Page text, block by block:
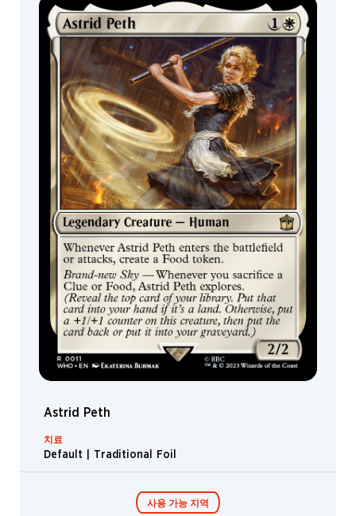
Unknown
Planet
Time
Spacecraft
Cyberman
Skaro
Dalek
Asylum
Horror
Golem
Demon
Moon
디스플레이
Astrid Peth
치료
Default | Traditional Foil
사용 가능 지역